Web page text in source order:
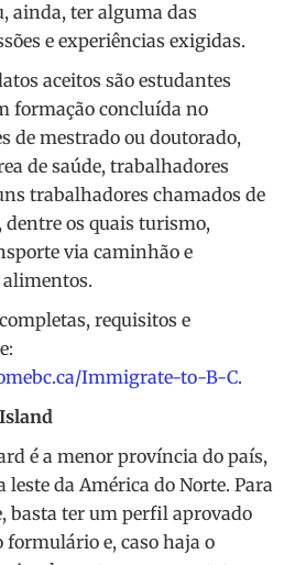
ainda, ter alguma das
e experiências exigidas.
aceitos são estudantes
formação concluída no
de mestrado ou doutorado,
de saúde, trabalhadores
trabalhadores chamados de
os quais turismo,
via caminhão e
alimentos.
requisitos e
Immigrate-to-B-C.
é a menor província do país,
leste da América do Norte. Para
basta ter um perfil aprovado
formulário e, caso haja o